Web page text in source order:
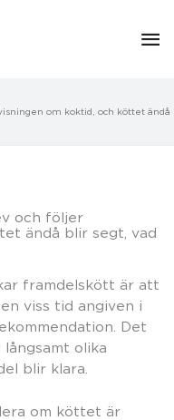
om koktid, och köttet ändå
och följer
ändå blir segt, vad
framdelskött är att
viss tid angiven i
Det
olika
blir klara.
om köttet är